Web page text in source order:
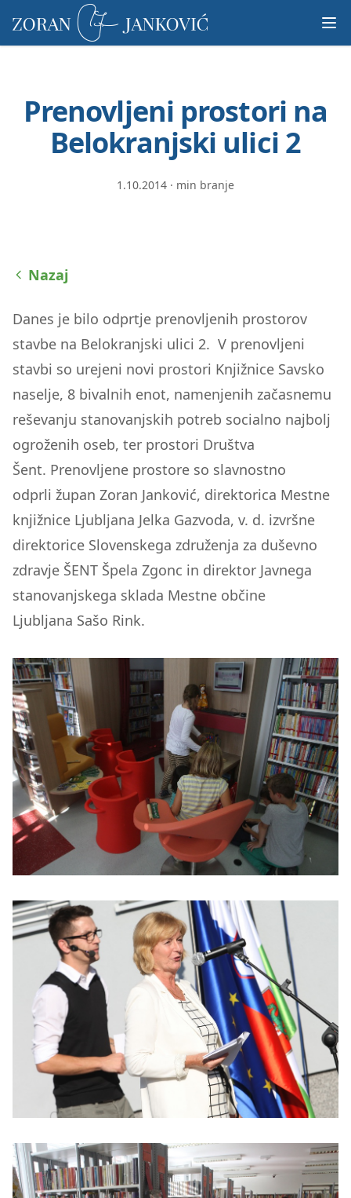
upoštevajte:
To
vključuje
sistem
dostopnosti.
Prenovljeni prostori na
Belokranjski ulici 2
1.10.2014 · min branje
Nazaj
Danes je bilo odprtje prenovljenih prostorov
stavbe na Belokranjski ulici 2. V prenovljeni
stavbi so urejeni novi prostori Knjižnice Savsko
naselje, 8 bivalnih enot, namenjenih začasnemu
reševanju stanovanjskih potreb socialno najbolj
ogroženih oseb, ter prostori Društva
Šent. Prenovljene prostore so slavnostno
odprli župan Zoran Janković, direktorica Mestne
knjižnice Ljubljana Jelka Gazvoda, v. d. izvršne
direktorice Slovenskega združenja za duševno
zdravje ŠENT Špela Zgonc in direktor Javnega
stanovanjskega sklada Mestne občine
Ljubljana Sašo Rink.